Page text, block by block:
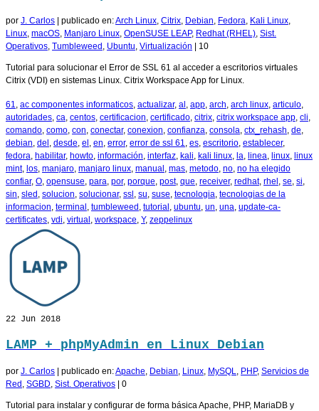
por J. Carlos | publicado en:Arch Linux Citrix Debian Fedora Kali Linux
Linux macOS Manjaro Linux OpenSUSE LEAP, Redhat (RHEL) Sist.
Operativos Tumbleweed Ubuntu Virtualización | 10
Tutorial para solucionar el Error de SSL 61 al acceder a escritorios virtuales
Citrix (VDI) en sistemas Linux. Citrix Workspace App for Linux.
61 ac componentes informaticos actualizar, al app arch arch linux articulo
autoridades ca centos certificacion certificado citrix citrix workspace app cli
comando como con conectar, conexion confianza consola ctx_rehash de
debian del desde el en error, error de ssl 61 es escritorio establecer,
fedora habilitar, howto información interfaz kali kali linux la linea linux linux
mint, los manjaro manjaro linux manual mas metodo no no ha elegido
confiar, O opensuse para por, porque post, que receiver, redhat, rhel se si
sin sled solucion solucionar, ssl su suse tecnologia tecnologias de la
informacion terminal tumbleweed tutorial ubuntu un una update-ca-
certificates vdi virtual workspace Y, zeppelinux
22 Jun 2018
LAMP + phpMyAdmin en Linux Debian
por J. Carlos | publicado en:Apache Debian Linux MySQL PHP, Servicios de
Red SGBD Sist. Operativos | 0
Tutorial para instalar y configurar de forma básica Apache, PHP, MariaDB y